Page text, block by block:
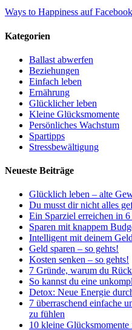
Ways to Happiness auf Facebook
Kategorien
Ballast abwerfen
Beziehungen
Einfach leben
Ernährung
Glücklicher leben
Kleine Glücksmomente
Persönliches Wachstum
Spartipps
Stressbewältigung
Neueste Beiträge
Glücklich leben – alte
Du musst dir nicht alles
Ein Sparziel erreichen in 6
Sparen mit knappem
Intelligent mit deinem
Geld sparen – so gehts!
Kosten senken – so gehts!
7 Gründe, warum du
So kannst du eine
Detox: Neue Energie
7 überraschend einfache
zu fühlen
10 kleine